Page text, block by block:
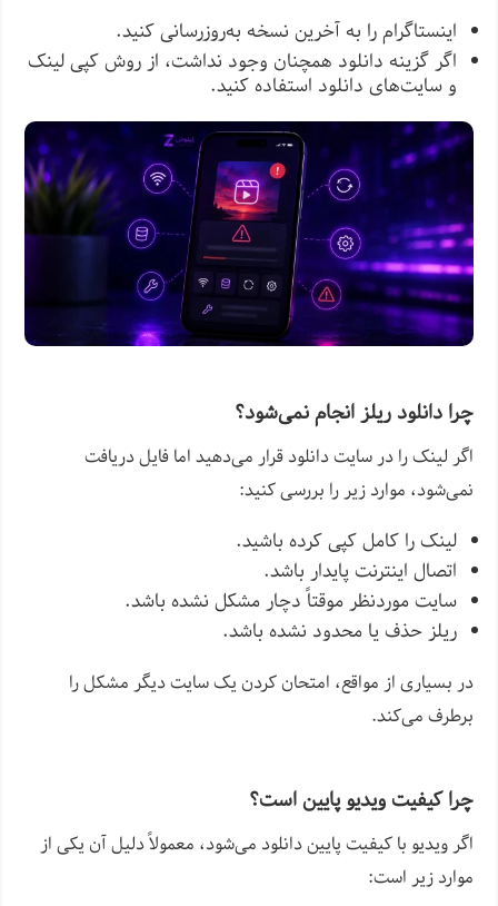
اینستاگرام را به آخرین نسخه به‌روزرسانی کنید.
اگر گزینه دانلود همچنان وجود نداشت، از روش کپی لینک
و سایت‌های دانلود استفاده کنید.
چرا دانلود ریلز انجام نمی‌شود؟
اگر لینک را در سایت دانلود قرار می‌دهید اما فایل دریافت
نمی‌شود، موارد زیر را بررسی کنید:
لینک را کامل کپی کرده باشید.
اتصال اینترنت پایدار باشد.
سایت موردنظر موقتاً دچار مشکل نشده باشد.
ریلز حذف یا محدود نشده باشد.
در بسیاری از مواقع، امتحان کردن یک سایت دیگر مشکل را
برطرف می‌کند.
چرا کیفیت ویدیو پایین است؟
اگر ویدیو با کیفیت پایین دانلود می‌شود، معمولاً دلیل آن یکی از
موارد زیر است: